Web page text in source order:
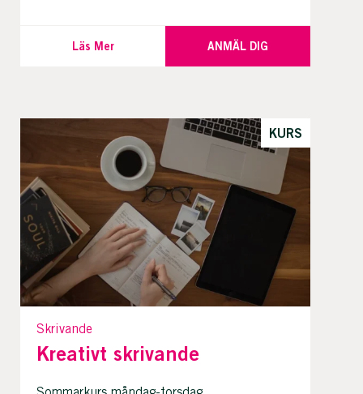
Läs Mer ANMÄL DIG
KURS
Skrivande
Kreativt skrivande